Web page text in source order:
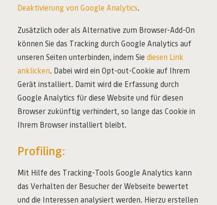
Deaktivierung von Google Analytics.
Zusätzlich oder als Alternative zum Browser-Add-On
können Sie das Tracking durch Google Analytics auf
unseren Seiten unterbinden, indem Sie diesen Link
anklicken. Dabei wird ein Opt-out-Cookie auf Ihrem
Gerät installiert. Damit wird die Erfassung durch
Google Analytics für diese Website und für diesen
Browser zukünftig verhindert, so lange das Cookie in
Ihrem Browser installiert bleibt.
Profiling:
Mit Hilfe des Tracking-Tools Google Analytics kann
das Verhalten der Besucher der Webseite bewertet
und die Interessen analysiert werden. Hierzu erstellen